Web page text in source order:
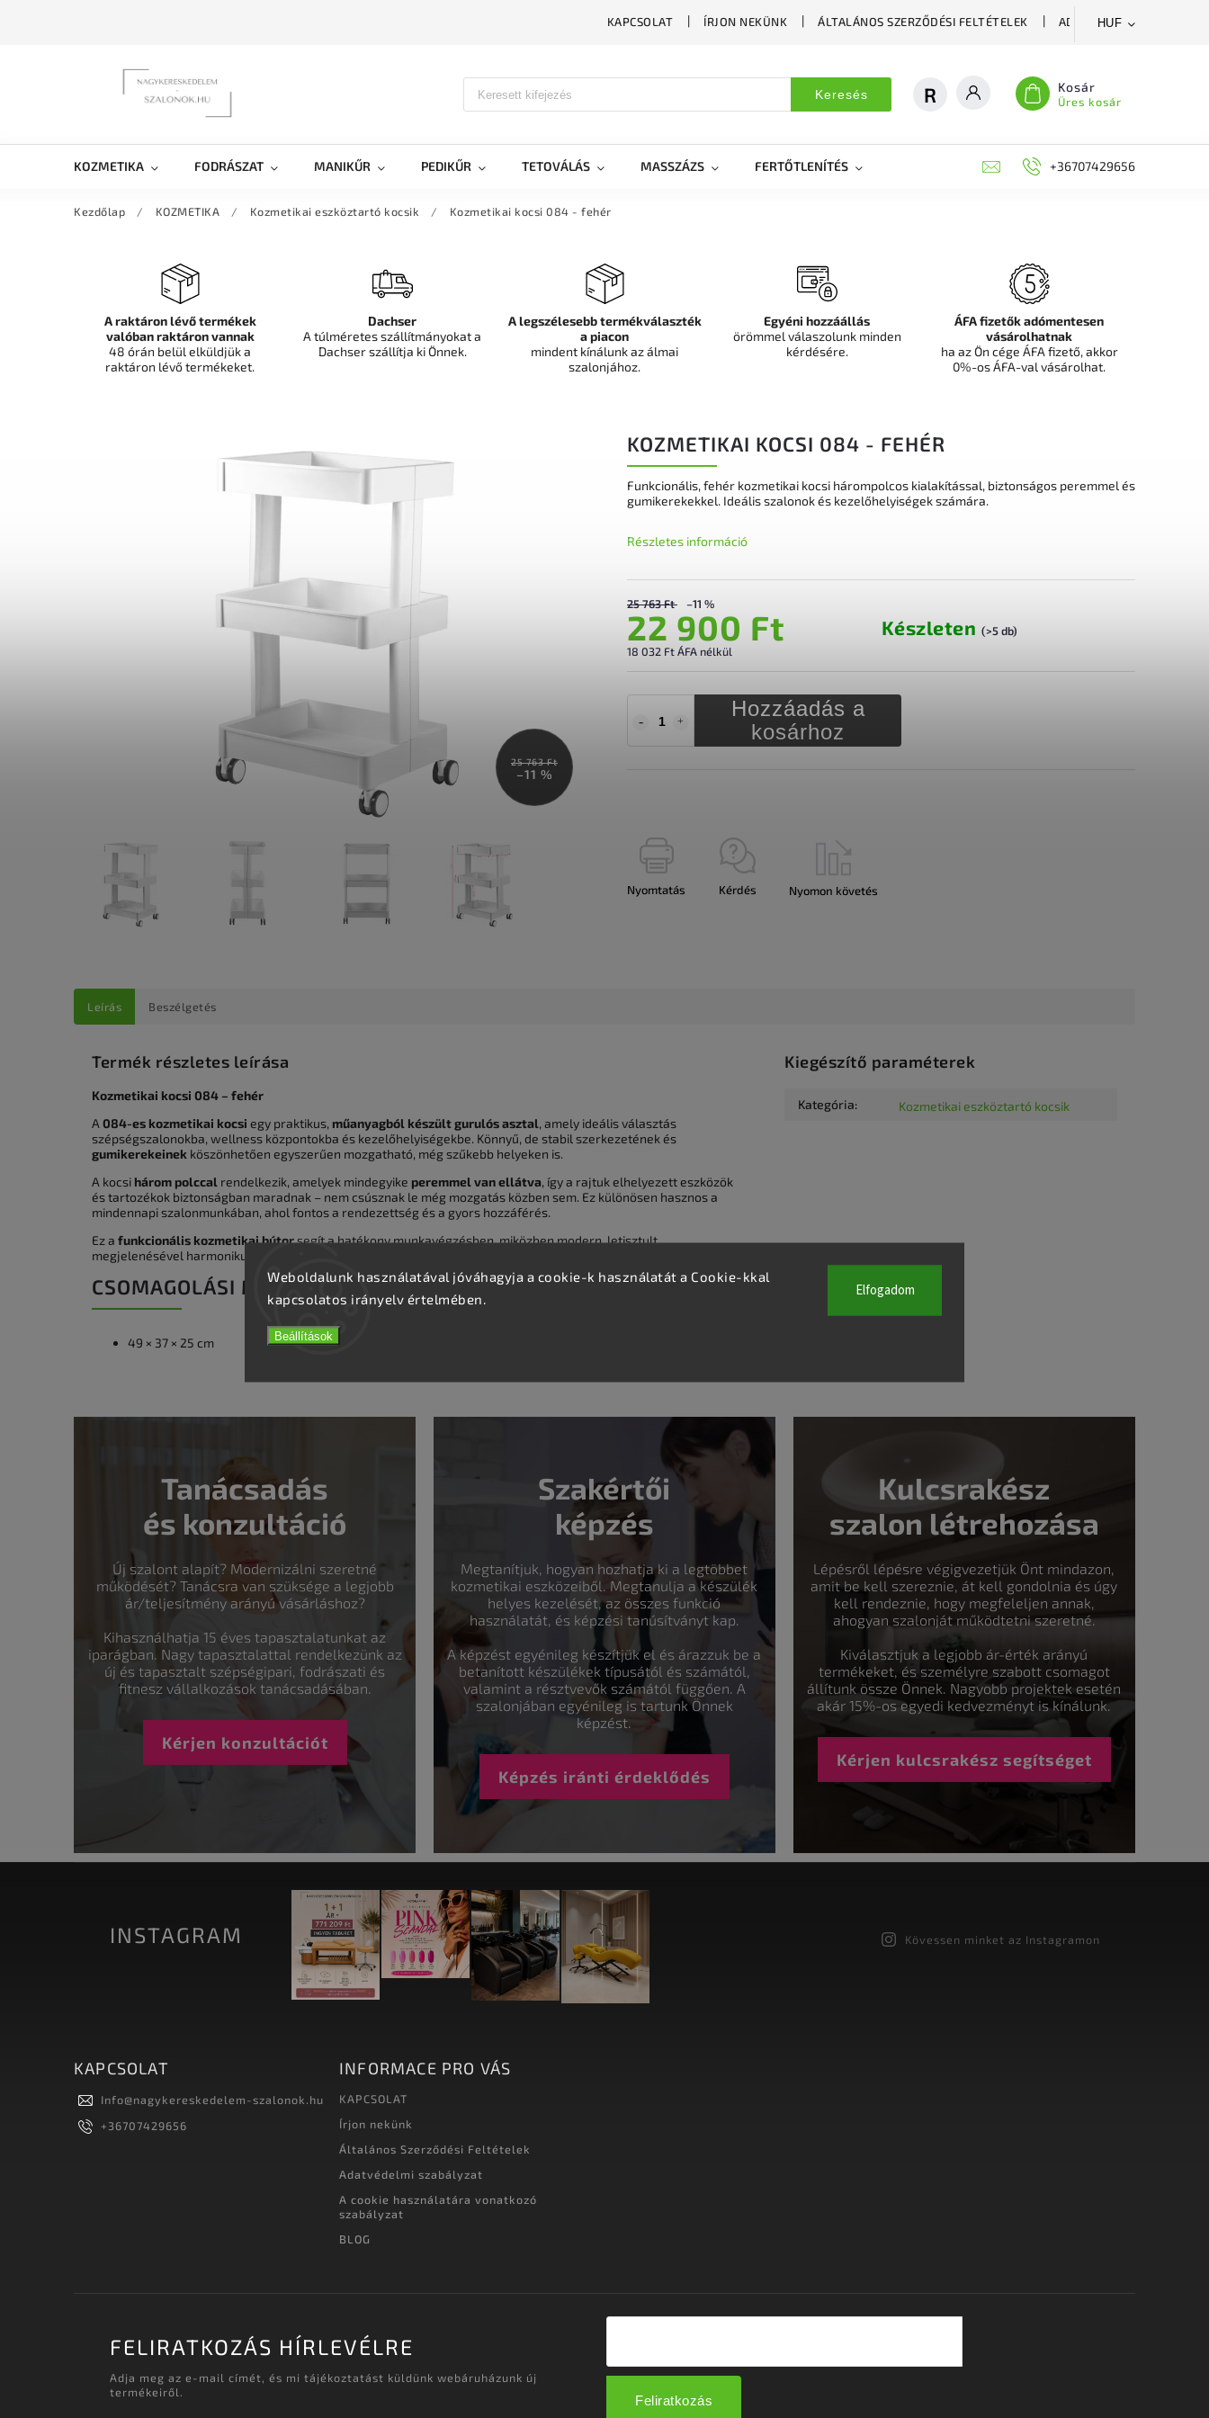
Weboldalunk használatával jóváhagyja a cookie-k használatát a Cookie-kkal
kapcsolatos irányelv értelmében.
Beállítások
Elfogadom
KAPCSOLAT ÍRJON NEKÜNK ÁLTALÁNOS SZERZŐDÉSI FELTÉTELEK ADATVÉDELMI
HUF
Keresés Kosár
Üres kosár
KOZMETIKA FODRÁSZAT MANIKŰR PEDIKŰR TETOVÁLÁS MASSZÁZS FERTŐTLENÍTÉS DEKORÁCIÓS FALPANEL, MŰNÖVÉNY FAL
+36707429656
Kezdőlap / KOZMETIKA / Kozmetikai eszköztartó kocsik / Kozmetikai kocsi 084 - fehér
25 763 Ft
–11 %
KOZMETIKAI KOCSI 084 - FEHÉR
25 763 Ft –11 %
22 900 Ft
18 032 Ft ÁFA nélkül
Készleten (>5 db)
Hozzáadás a
kosárhoz
Funkcionális, fehér kozmetikai kocsi hárompolcos kialakítással, biztonságos peremmel és
gumikerekekkel. Ideális szalonok és kezelőhelyiségek számára.
Részletes információ
Nyomtatás Kérdés Nyomon követés
A raktáron lévő termékek
valóban raktáron vannak
48 órán belül elküldjük a
raktáron lévő termékeket.
Dachser
A túlméretes szállítmányokat a
Dachser szállítja ki Önnek.
A legszélesebb termékválaszték
a piacon
mindent kínálunk az álmai
szalonjához.
Egyéni hozzáállás
örömmel válaszolunk minden
kérdésére.
ÁFA fizetők adómentesen
vásárolhatnak
ha az Ön cége ÁFA fizető, akkor
0%-os ÁFA-val vásárolhat.
Leírás Beszélgetés
Termék részletes leírása
Kozmetikai kocsi 084 – fehér
A 084-es kozmetikai kocsi egy praktikus, műanyagból készült gurulós asztal, amely ideális választás
szépségszalonokba, wellness központokba és kezelőhelyiségekbe. Könnyű, de stabil szerkezetének és
gumikerekeinek köszönhetően egyszerűen mozgatható, még szűkebb helyeken is.
A kocsi három polccal rendelkezik, amelyek mindegyike peremmel van ellátva, így a rajtuk elhelyezett eszközök
és tartozékok biztonságban maradnak – nem csúsznak le még mozgatás közben sem. Ez különösen hasznos a
mindennapi szalonmunkában, ahol fontos a rendezettség és a gyors hozzáférés.
Ez a funkcionális kozmetikai bútorsegít a hatékony munkavégzésben, miközben modern, letisztult
megjelenésével harmonikusan illeszkedik bármely környezetbe.
CSOMAGOLÁSI MÉRETEK:
49 × 37 × 25 cm
Kiegészítő paraméterek
Kategória: Kozmetikai eszköztartó kocsik
Tanácsadás
és konzultáció
Új szalont alapít? Modernizálni szeretné
működését? Tanácsra van szüksége a legjobb
ár/teljesítmény arányú vásárláshoz?
Kihasználhatja 15 éves tapasztalatunkat az
iparágban. Nagy tapasztalattal rendelkezünk az
új és tapasztalt szépségipari, fodrászati és
fitnesz vállalkozások tanácsadásában.
Kérjen konzultációt
Szakértői
képzés
Megtanítjuk, hogyan hozhatja ki a legtöbbet
kozmetikai eszközeiből. Megtanulja a készülék
helyes kezelését, az összes funkció
használatát, és képzési tanúsítványt kap.
A képzést egyénileg készítjük el és árazzuk be a
betanított készülékek típusától és számától,
valamint a résztvevők számától függően. A
szalonjában egyénileg is tartunk Önnek
képzést.
Képzés iránti érdeklődés
Kulcsrakész
szalon létrehozása
Lépésről lépésre végigvezetjük Önt mindazon,
amit be kell szereznie, át kell gondolnia és úgy
kell rendeznie, hogy megfeleljen annak,
ahogyan szalonját működtetni szeretné.
Kiválasztjuk a legjobb ár-érték arányú
termékeket, és személyre szabott csomagot
állítunk össze Önnek. Nagyobb projektek esetén
akár 15%-os egyedi kedvezményt is kínálunk.
Kérjen kulcsrakész segítséget
INSTAGRAM Kövessen minket az Instagramon
KAPCSOLAT
Info@nagykereskedelem-szalonok.hu
+36707429656
INFORMACE PRO VÁS
KAPCSOLAT
Írjon nekünk
Általános Szerződési Feltételek
Adatvédelmi szabályzat
A cookie használatára vonatkozó
szabályzat
BLOG
FELIRATKOZÁS HÍRLEVÉLRE
Adja meg az e-mail címét, és mi tájékoztatást küldünk webáruházunk új
termékeiről.
Feliratkozás